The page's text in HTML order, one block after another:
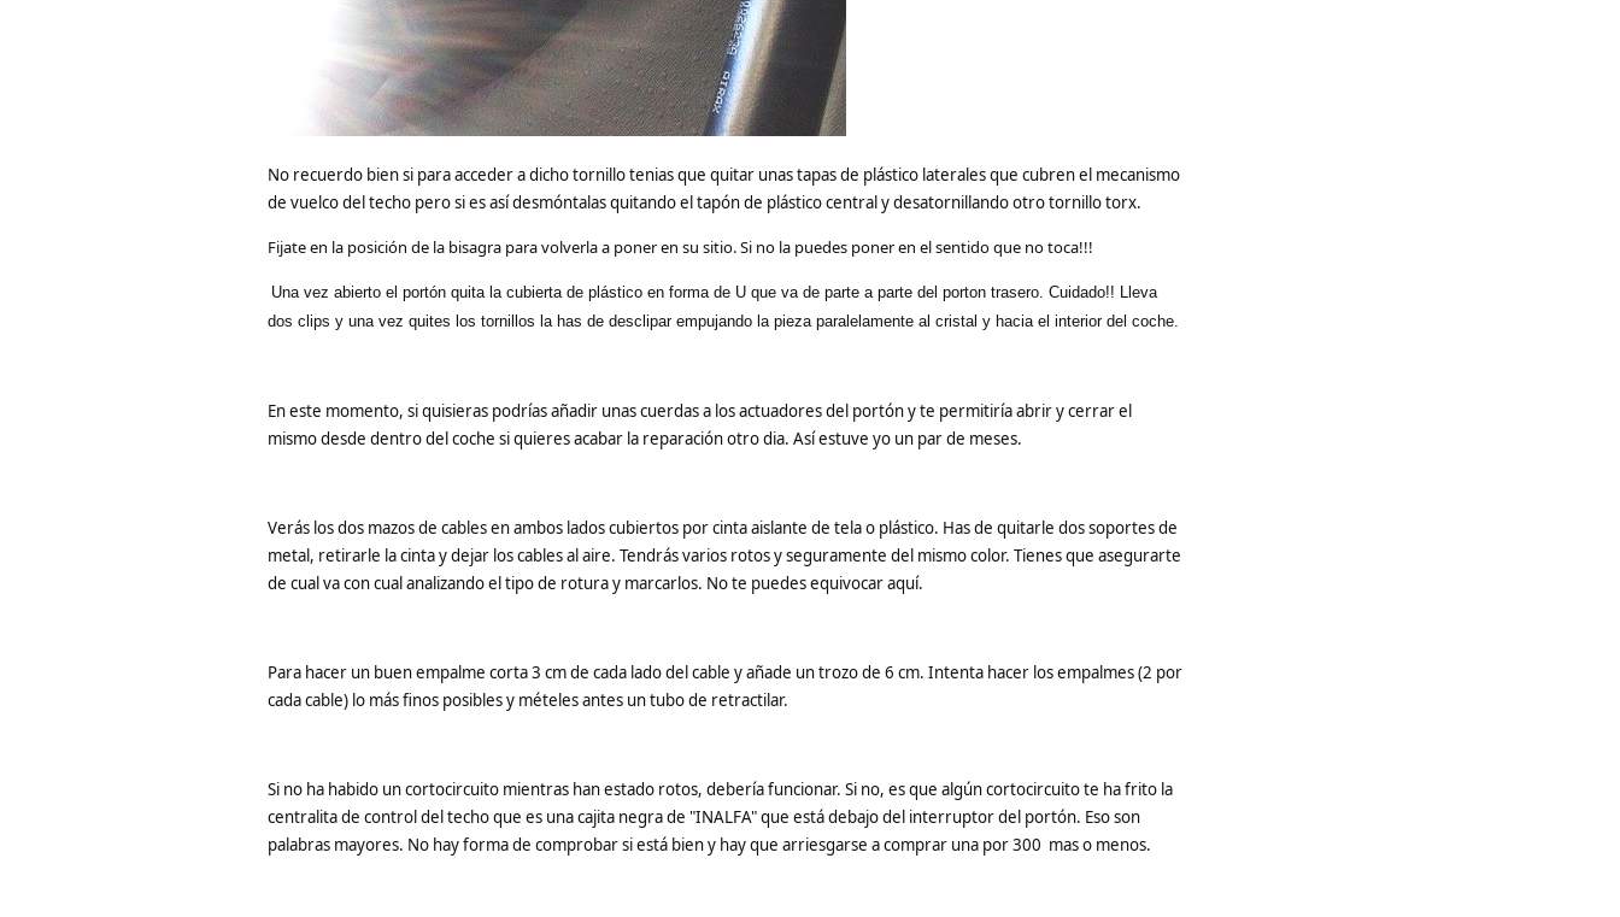
No recuerdo bien si para acceder a dicho tornillo tenias que quitar unas tapas de plástico laterales que cubren el mecanismo
de vuelco del techo pero si es así desmóntalas quitando el tapón de plástico central y desatornillando otro tornillo torx.
Fijate en la posición de la bisagra para volverla a poner en su sitio. Si no la puedes poner en el sentido que no toca!!!
Una vez abierto el portón quita la cubierta de plástico en forma de U que va de parte a parte del porton trasero. Cuidado!! Lleva
dos clips y una vez quites los tornillos la has de desclipar empujando la pieza paralelamente al cristal y hacia el interior del coche.
En este momento, si quisieras podrías añadir unas cuerdas a los actuadores del portón y te permitiría abrir y cerrar el
mismo desde dentro del coche si quieres acabar la reparación otro dia. Así estuve yo un par de meses.
Verás los dos mazos de cables en ambos lados cubiertos por cinta aislante de tela o plástico. Has de quitarle dos soportes de
metal, retirarle la cinta y dejar los cables al aire. Tendrás varios rotos y seguramente del mismo color. Tienes que asegurarte
de cual va con cual analizando el tipo de rotura y marcarlos. No te puedes equivocar aquí.
Para hacer un buen empalme corta 3 cm de cada lado del cable y añade un trozo de 6 cm. Intenta hacer los empalmes (2 por
cada cable) lo más finos posibles y mételes antes un tubo de retractilar.
Si no ha habido un cortocircuito mientras han estado rotos, debería funcionar. Si no, es que algún cortocircuito te ha frito la
centralita de control del techo que es una cajita negra de "INALFA" que está debajo del interruptor del portón. Eso son
palabras mayores. No hay forma de comprobar si está bien y hay que arriesgarse a comprar una por 300  mas o menos.